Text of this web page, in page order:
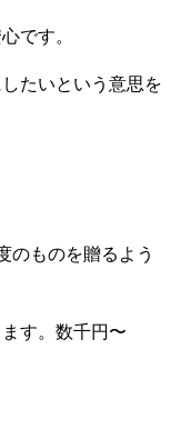
です。
たいという意思を
のものを贈るよう
す。数千円〜